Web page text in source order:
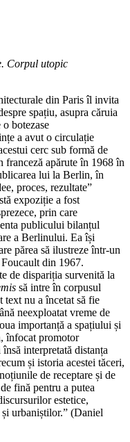
Corpul utopic
din Paris îl invita
spațiu, asupra căruia
botezase
a avut o circulație
cerc sub formă de
franceză apărute în 1968 în
lui la Berlin, în
proces, rezultate”
expoziție a fost
prin care
publicului bilanțul
a Berlinului. Ea își
părea să ilustreze într‑un
din 1967.
de dispariția survenită la
să intre în corpusul
text nu a încetat să fie
neexploatat vreme de
importanță a spațiului și
înfocat promotor
însă interpretată distanța
și istoria acestei tăceri,
de receptare și de
fină pentru a putea
estetice,
urbaniștilor.” (Daniel